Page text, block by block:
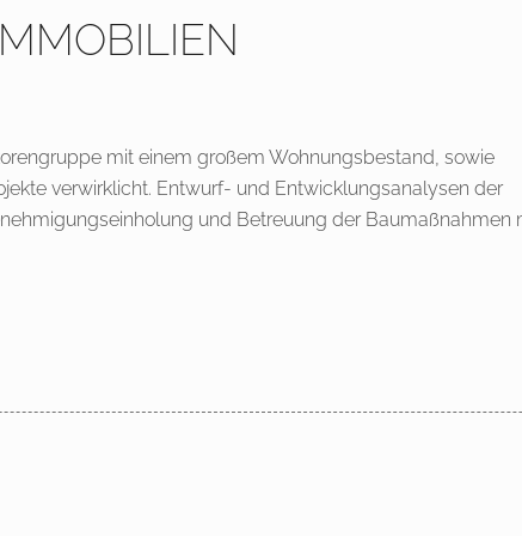
mit einem großem Wohnungsbestand, sowie
verwirklicht. Entwurf- und Entwicklungsanalysen der
und Betreuung der Baumaßnahmen